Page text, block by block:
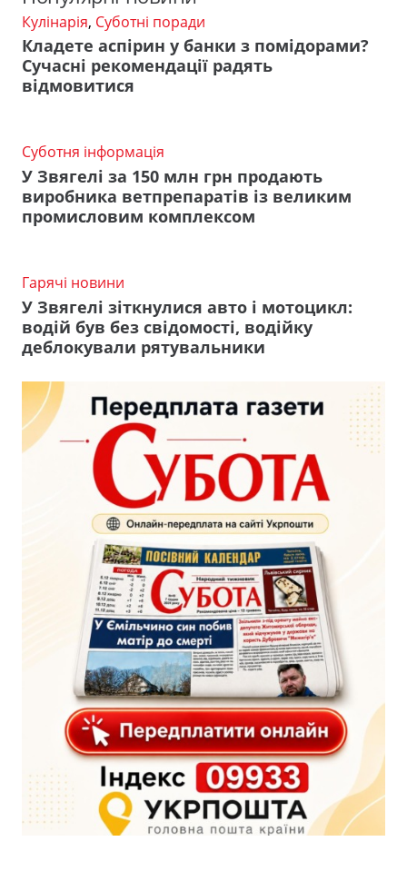
Кулінарія, Суботні поради
Кладете аспірин у банки з помідорами?
Сучасні рекомендації радять
відмовитися
Суботня інформація
У Звягелі за 150 млн грн продають
виробника ветпрепаратів із великим
промисловим комплексом
Гарячі новини
У Звягелі зіткнулися авто і мотоцикл:
водій був без свідомості, водійку
деблокували рятувальники